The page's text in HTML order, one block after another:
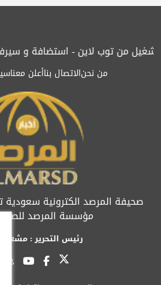
من توب لاين - استضافة و سيرفرات
من نحنالاتصال بناأعلن معنا
صحيفة المرصد الكترونية سعودية
مؤسسة المرصد
رئيس التحرير : مشعل